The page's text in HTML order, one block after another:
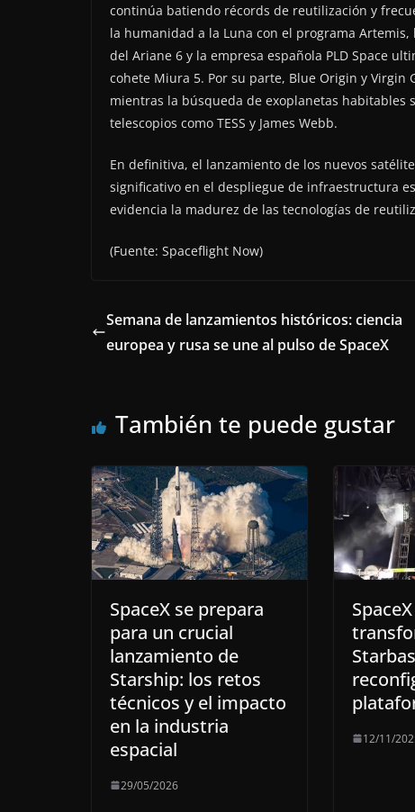
continúa batiendo récords de reutilización y
la humanidad a la Luna con el programa Artemis,
del Ariane 6 y la empresa española PLD Space
cohete Miura 5. Por su parte, Blue Origin y
mientras la búsqueda de exoplanetas habitables
telescopios como TESS y James Webb.
En definitiva, el lanzamiento de los nuevos
significativo en el despliegue de infraestructura
evidencia la madurez de las tecnologías de
(Fuente: Spaceflight Now)
Semana de lanzamientos históricos: ciencia
europea y rusa se une al pulso de SpaceX
También te puede gustar
SpaceX se prepara
para un crucial
lanzamiento de
Starship: los retos
técnicos y el impacto
en la industria
espacial
29/05/2026
12/11/